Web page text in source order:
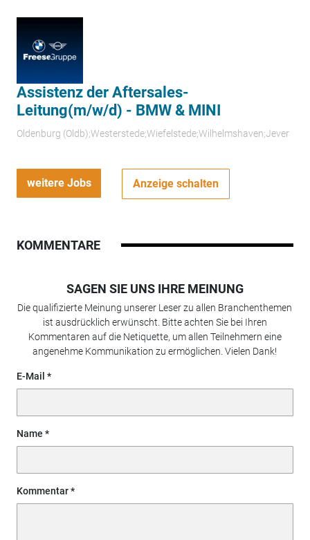
Assistenz der Aftersales-
Leitung(m/w/d) - BMW & MINI
Oldenburg (Oldb);Westerstede;Wiefelstede;Wilhelmshaven;Jever
weitere Jobs Anzeige schalten
KOMMENTARE
SAGEN SIE UNS IHRE MEINUNG
Die qualifizierte Meinung unserer Leser zu allen Branchenthemen
ist ausdrücklich erwünscht. Bitte achten Sie bei Ihren
Kommentaren auf die Netiquette, um allen Teilnehmern eine
angenehme Kommunikation zu ermöglichen. Vielen Dank!
E-Mail
Name
Kommentar